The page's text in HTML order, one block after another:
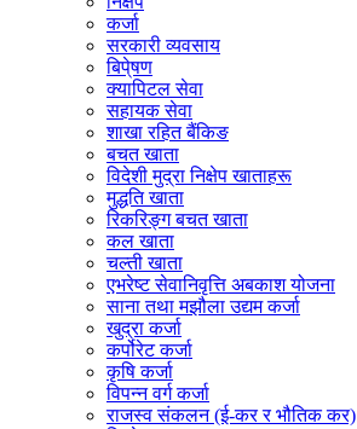
कर्जा
सरकारी व्यवसाय
बिपे्षण
क्यापिटल सेवा
सहायक सेवा
शाखा रहित बैंकिङ
बचत खाता
विदेशी मुद्रा निक्षेप खाताहरू
मुद्धति खाता
रिकरिङ्ग बचत खाता
कल खाता
चल्ती खाता
एभरेष्ट सेवानिवृत्ति अबकाश योजना
साना तथा मझौला उद्यम कर्जा
खुद्रा कर्जा
कर्पोरेट कर्जा
कृषि कर्जा
विपन्न वर्ग कर्जा
राजस्व संकलन (ई-कर र भौतिक कर)